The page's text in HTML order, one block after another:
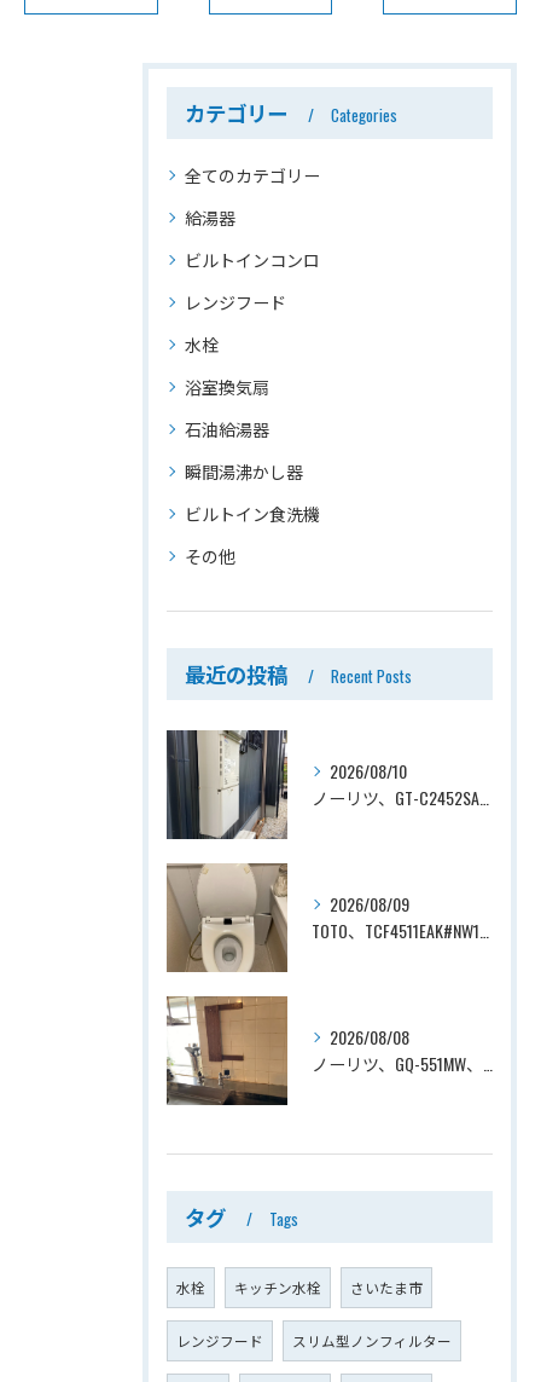
カテゴリー Categories
全てのカテゴリー
給湯器
ビルトインコンロ
レンジフード
水栓
浴室換気扇
石油給湯器
瞬間湯沸かし器
ビルトイン食洗機
その他
最近の投稿 Recent Posts
2026/08/10
ノーリツ、GT-C2452SAWX-2 BL→ノーリツ、GT-C2472SAW-1 BL、24号、エコジョーズ、オート、屋外壁掛型、排気カバー付き、配管カバー付き、給湯器交換工事ー埼玉県上尾市向山
2026/08/09
TOTO、TCF4511EAK#NW1→TOTO、TCF4714AK#NW1、ホワイト、瞬間式、温水洗浄便座、ウォシュレット交換工事ー埼玉県さいたま市見沼区南中野
2026/08/08
ノーリツ、GQ-551MW、5号、元止式、屋内壁掛、防熱カバー付き、瞬間湯沸かし器（小型湯沸器）設置工事ー埼玉県川口市道合
タグ Tags
水栓 キッチン水栓 さいたま市
レンジフード スリム型ノンフィルター